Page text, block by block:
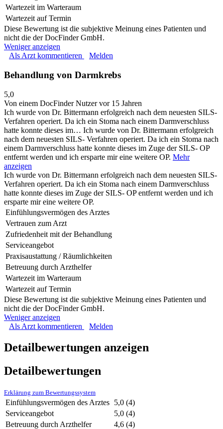
Wartezeit im Warteraum
Wartezeit auf Termin
Diese Bewertung ist die subjektive Meinung eines Patienten und
nicht die der DocFinder GmbH.
Weniger anzeigen
Als Arzt kommentieren
Melden
Behandlung von Darmkrebs
5,0
Von einem DocFinder Nutzervor 15 Jahren
Ich wurde von Dr. Bittermann erfolgreich nach dem neuesten SILS-
Verfahren operiert. Da ich ein Stoma nach einem Darmverschluss
hatte konnte dieses im… Ich wurde von Dr. Bittermann erfolgreich
nach dem neuesten SILS- Verfahren operiert. Da ich ein Stoma nach
einem Darmverschluss hatte konnte dieses im Zuge der SILS- OP
entfernt werden und ich ersparte mir eine weitere OP. Mehr
anzeigen
Ich wurde von Dr. Bittermann erfolgreich nach dem neuesten SILS-
Verfahren operiert. Da ich ein Stoma nach einem Darmverschluss
hatte konnte dieses im Zuge der SILS- OP entfernt werden und ich
ersparte mir eine weitere OP.
Einfühlungsvermögen des Arztes
Vertrauen zum Arzt
Zufriedenheit mit der Behandlung
Serviceangebot
Praxisaustattung / Räumlichkeiten
Betreuung durch Arzthelfer
Wartezeit im Warteraum
Wartezeit auf Termin
Diese Bewertung ist die subjektive Meinung eines Patienten und
nicht die der DocFinder GmbH.
Weniger anzeigen
Als Arzt kommentieren
Melden
Detailbewertungen anzeigen
Detailbewertungen
Erklärung zum Bewertungssystem
Einfühlungsvermögen des Arztes 5,0 (4)
Serviceangebot
5,0 (4)
Betreuung durch Arzthelfer
4,6 (4)